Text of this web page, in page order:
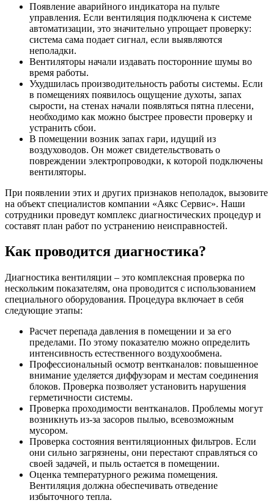
Появление аварийного индикатора на пульте
управления. Если вентиляция подключена к системе
автоматизации, это значительно упрощает проверку:
система сама подает сигнал, если выявляются
неполадки.
Вентиляторы начали издавать посторонние шумы во
время работы.
Ухудшилась производительность работы системы. Если
в помещениях появилось ощущение духоты, запах
сырости, на стенах начали появляться пятна плесени,
необходимо как можно быстрее провести проверку и
устранить сбои.
В помещении возник запах гари, идущий из
воздуховодов. Он может свидетельствовать о
повреждении электропроводки, к которой подключены
вентиляторы.
При появлении этих и других признаков неполадок, вызовите
на объект специалистов компании «Аякс Сервис». Наши
сотрудники проведут комплекс диагностических процедур и
составят план работ по устранению неисправностей.
Как проводится диагностика?
Диагностика вентиляции – это комплексная проверка по
нескольким показателям, она проводится с использованием
специального оборудования. Процедура включает в себя
следующие этапы:
Расчет перепада давления в помещении и за его
пределами. По этому показателю можно определить
интенсивность естественного воздухообмена.
Профессиональный осмотр вентканалов: повышенное
внимание уделяется диффузорам и местам соединения
блоков. Проверка позволяет установить нарушения
герметичности системы.
Проверка проходимости вентканалов. Проблемы могут
возникнуть из-за засоров пылью, всевозможным
мусором.
Проверка состояния вентиляционных фильтров. Если
они сильно загрязнены, они перестают справляться со
своей задачей, и пыль остается в помещении.
Оценка температурного режима помещения.
Вентиляция должна обеспечивать отведение
избыточного тепла.